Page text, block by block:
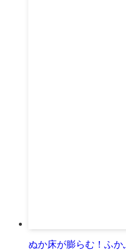
ぬか床が膨らむ！ふか